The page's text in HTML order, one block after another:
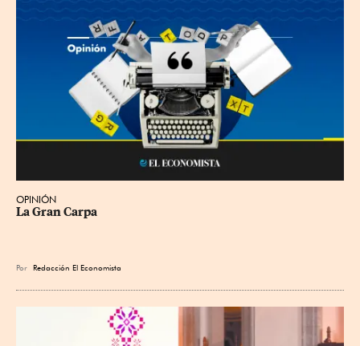
OPINIÓN
La Gran Carpa
Por Redacción El Economista